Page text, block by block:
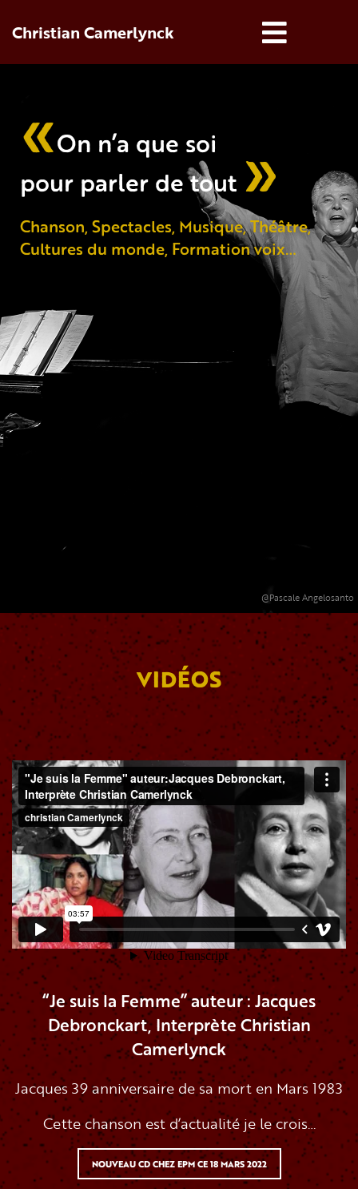
Christian Camerlynck
«On n’a que soi
pour parler de tout »
Chanson, Spectacles, Musique, Théâtre,
Cultures du monde, Formation voix…
@Pascale Angelosanto
VIDÉOS
“Je suis la Femme” auteur : Jacques
Debronckart, Interprète Christian
Camerlynck
Jacques 39 anniversaire de sa mort en Mars 1983
Cette chanson est d’actualité je le crois…
NOUVEAU CD CHEZ EPM CE 18 MARS 2022